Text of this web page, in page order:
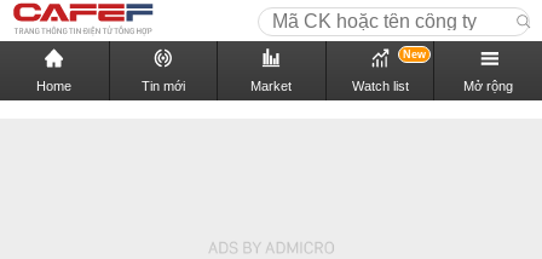
Home Tin mới Market Watch list
New
Mở rộng